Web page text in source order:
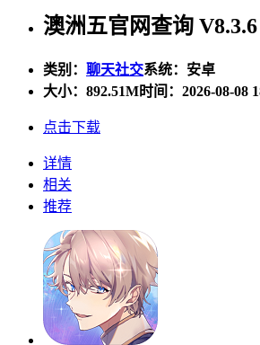
澳洲五官网查询
类别： 聊天社交系统：安卓
大小： 892.51M时间：2026-08-08
点击下载
详情
相关
推荐